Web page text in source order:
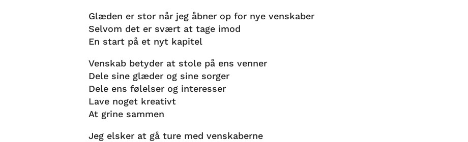
Glæden er stor når jeg åbner op for nye venskaber
Selvom det er svært at tage imod
En start på et nyt kapitel
Venskab betyder at stole på ens venner
Dele sine glæder og sine sorger
Dele ens følelser og interesser
Lave noget kreativt
At grine sammen
Jeg elsker at gå ture med venskaberne